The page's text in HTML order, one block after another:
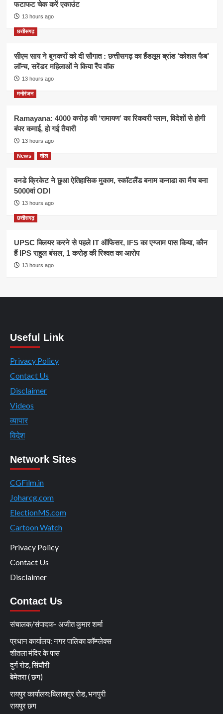
फटाफट चेक करें एकाउंट
13 hours ago
छत्तीसगढ़
सीएम साय ने बुनकरों को दी सौगात : छत्तीसगढ़ का हैंडलूम ब्रांड ‘कोशल फैब’
लॉन्च, सरेंडर महिलाओं ने किया रैंप वॉक
13 hours ago
मनोरंजन
Ramayana: 4000 करोड़ की ‘रामायण’ का रिकवरी प्लान, विदेशों से होगी
बंपर कमाई, हो गई तैयारी
13 hours ago
News खेल
वनडे क्रिकेट ने छुआ ऐतिहासिक मुकाम, स्कॉटलैंड बनाम कनाडा का मैच बना
5000वां ODI
13 hours ago
छत्तीसगढ़
UPSC क्लियर करने से पहले IT ऑफिसर, IFS का एग्जाम पास किया, कौन
हैं IPS राहुल बंसल, 1 करोड़ की रिश्वत का आरोप
13 hours ago
Useful Link
Privacy Policy
Contact Us
Disclaimer
Videos
व्यापार
विदेश
Network Sites
CGFilm.in
Joharcg.com
ElectionMS.com
Cartoon Watch
Privacy Policy
Contact Us
Disclaimer
Contact Us
संचालक/संपादक- अजीत कुमार शर्मा
प्रधान कार्यालय: नगर पालिका कॉम्प्लेक्स
शीतला मंदिर के पास
दुर्ग रोड, सिंघौरी
बेमेतरा ( छग)
रायपुर कार्यालय:बिलासपुर रोड, भनपुरी
रायपुर छग